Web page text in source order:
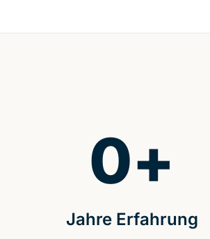
Jahre Erfahrung
0+